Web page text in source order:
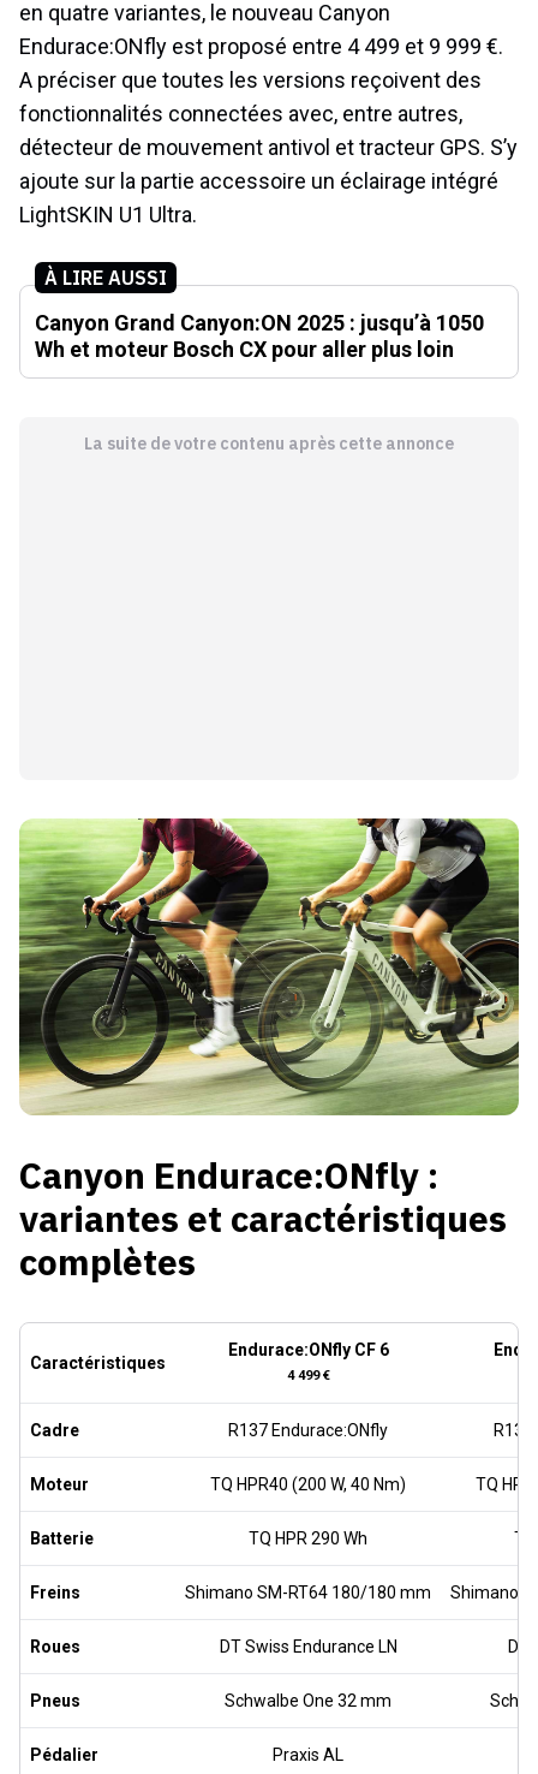
en quatre variantes, le nouveau Canyon
Endurace:ONfly est proposé entre 4 499 et 9 999 €.
A préciser que toutes les versions reçoivent des
fonctionnalités connectées avec, entre autres,
détecteur de mouvement antivol et tracteur GPS. S’y
ajoute sur la partie accessoire un éclairage intégré
LightSKIN U1 Ultra.
À LIRE AUSSI
Canyon Grand Canyon:ON 2025 : jusqu’à 1050
Wh et moteur Bosch CX pour aller plus loin
La suite de votre contenu après cette annonce
Canyon Endurace:ONfly :
variantes et caractéristiques
complètes
Caractéristiques
Endurace:ONfly CF 6
4 499 €
Cadre R137 Endurace:ONfly
Moteur TQ HPR40 (200 W, 40 Nm) TQ
Batterie TQ HPR 290 Wh
Freins Shimano SM-RT64 180/180 mm Shimano
Roues DT Swiss Endurance LN DT
Pneus Schwalbe One 32 mm
Pédalier Praxis AL